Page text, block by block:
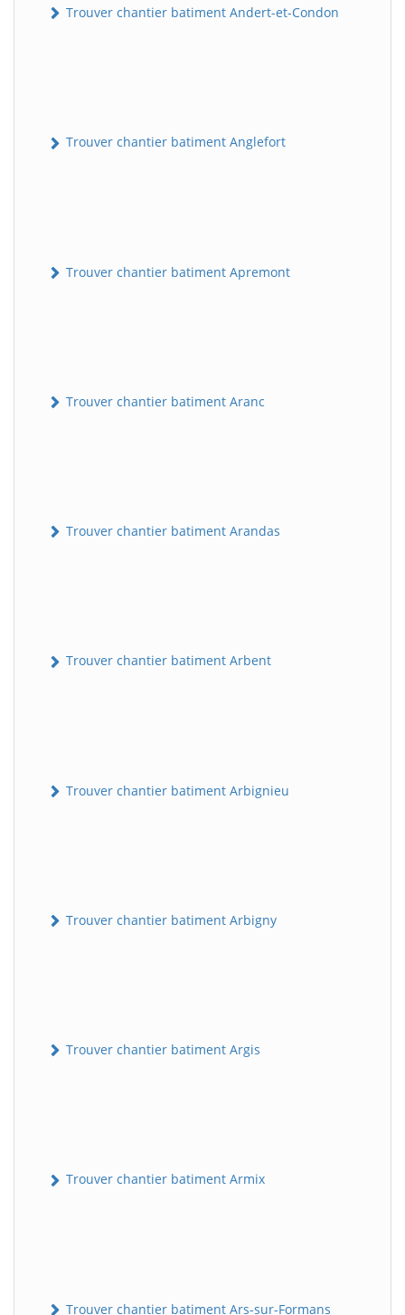
Trouver chantier batiment Andert-et-Condon
Trouver chantier batiment Anglefort
Trouver chantier batiment Apremont
Trouver chantier batiment Aranc
Trouver chantier batiment Arandas
Trouver chantier batiment Arbent
Trouver chantier batiment Arbignieu
Trouver chantier batiment Arbigny
Trouver chantier batiment Argis
Trouver chantier batiment Armix
Trouver chantier batiment Ars-sur-Formans